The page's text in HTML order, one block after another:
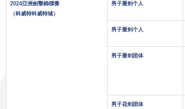
2024亞洲劍擊錦標賽
（科威特科威特城）
男子重剑个人
男子重剑个人
男子重剑团体
男子花剑团体